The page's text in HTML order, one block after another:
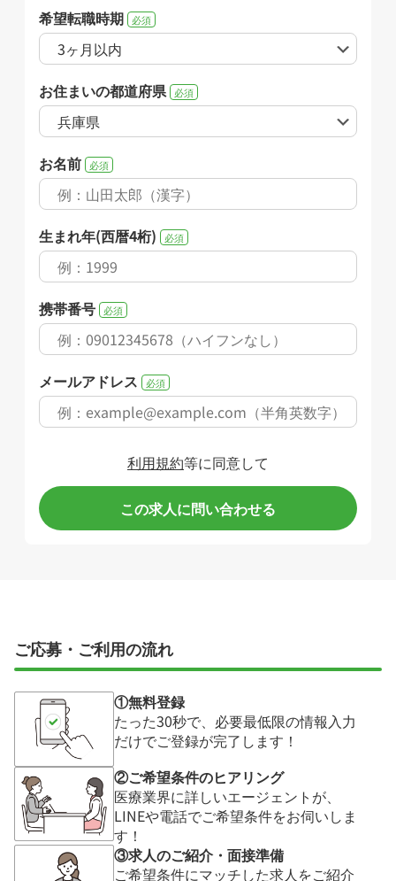
希望転職時期 必須
お住まいの都道府県 必須
お名前 必須
生まれ年(西暦4桁) 必須
携帯番号 必須
メールアドレス 必須
利用規約等に同意して
この求人に問い合わせる
ご応募・ご利用の流れ
①無料登録
たった30秒で、必要最低限の情報入力
だけでご登録が完了します！
②ご希望条件のヒアリング
医療業界に詳しいエージェントが、
LINEや電話でご希望条件をお伺いしま
す！
③求人のご紹介・面接準備
ご希望条件にマッチした求人をご紹介